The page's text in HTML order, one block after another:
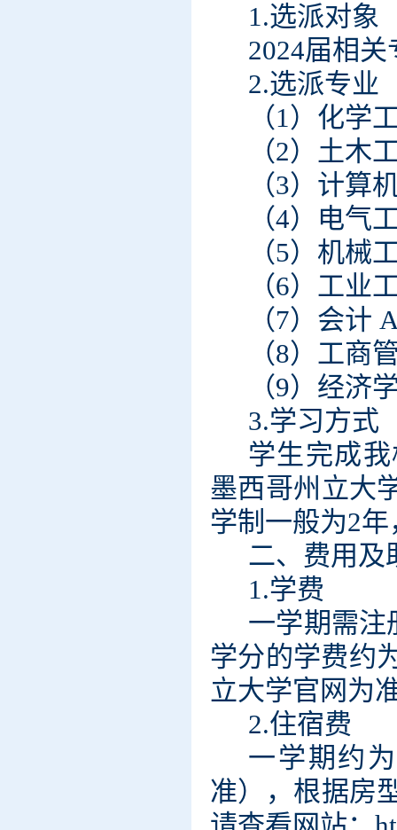
1.选派对象
2024届相
2.选派专业
（1） 化学
（2） 土木
（3） 计算
（4）
电气
（5） 机械
（6） 工业
（7） 会计
（8） 工商
（9） 经济
3.学习方式
学生完成
墨西哥州立大
学制一般为2年
二、费用及
1.学费
一学期需注
学分的学费约
立大学官网为
2.住宿费
一学期约
准），根据房